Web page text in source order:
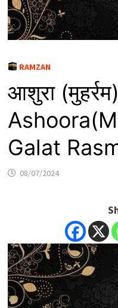
RAMZAN
आशुरा
Galat
08/07/2024